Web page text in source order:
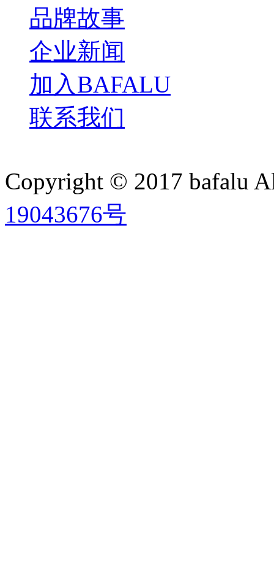
品牌故事
企业新闻
加入BAFALU
联系我们
Copyright © 2017 bafalu
19043676号